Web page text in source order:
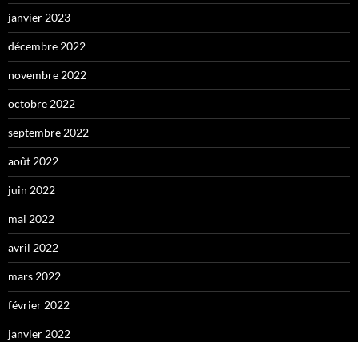
janvier 2023
décembre 2022
novembre 2022
octobre 2022
septembre 2022
août 2022
juin 2022
mai 2022
avril 2022
mars 2022
février 2022
janvier 2022